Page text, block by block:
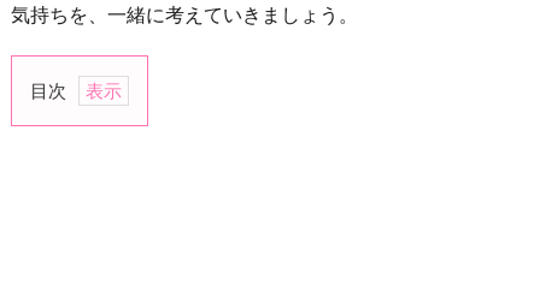
気持ちを、一緒に考えていきましょう。
目次
1.